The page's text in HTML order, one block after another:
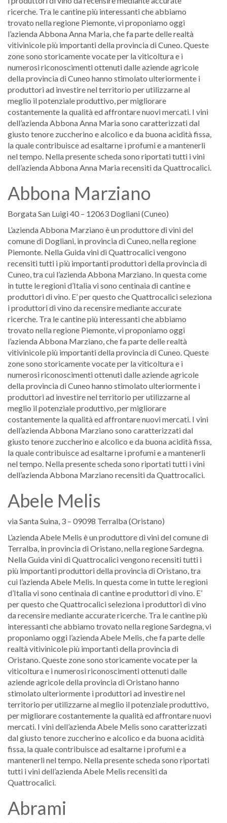
ricerche. Tra le cantine più interessanti che abbiamo
trovato nella regione Piemonte, vi proponiamo oggi
l’azienda Abbona Anna Maria, che fa parte delle realtà
vitivinicole più importanti della provincia di Cuneo. Queste
zone sono storicamente vocate per la viticoltura e i
numerosi riconoscimenti ottenuti dalle aziende agricole
della provincia di Cuneo hanno stimolato ulteriormente i
produttori ad investire nel territorio per utilizzarne al
meglio il potenziale produttivo, per migliorare
costantemente la qualità ed affrontare nuovi mercati. I vini
dell’azienda Abbona Anna Maria sono caratterizzati dal
giusto tenore zuccherino e alcolico e da buona acidità fissa,
la quale contribuisce ad esaltarne i profumi e a mantenerli
nel tempo. Nella presente scheda sono riportati tutti i vini
dell’azienda Abbona Anna Maria recensiti da Quattrocalici.
Abbona Marziano
Borgata San Luigi 40 – 12063 Dogliani (Cuneo)
L’azienda Abbona Marziano è un produttore di vini del
comune di Dogliani, in provincia di Cuneo, nella regione
Piemonte. Nella Guida vini di Quattrocalici vengono
recensiti tutti i più importanti produttori della provincia di
Cuneo, tra cui l’azienda Abbona Marziano. In questa come
in tutte le regioni d’Italia vi sono centinaia di cantine e
produttori di vino. E’ per questo che Quattrocalici seleziona
i produttori di vino da recensire mediante accurate
ricerche. Tra le cantine più interessanti che abbiamo
trovato nella regione Piemonte, vi proponiamo oggi
l’azienda Abbona Marziano, che fa parte delle realtà
vitivinicole più importanti della provincia di Cuneo. Queste
zone sono storicamente vocate per la viticoltura e i
numerosi riconoscimenti ottenuti dalle aziende agricole
della provincia di Cuneo hanno stimolato ulteriormente i
produttori ad investire nel territorio per utilizzarne al
meglio il potenziale produttivo, per migliorare
costantemente la qualità ed affrontare nuovi mercati. I vini
dell’azienda Abbona Marziano sono caratterizzati dal
giusto tenore zuccherino e alcolico e da buona acidità fissa,
la quale contribuisce ad esaltarne i profumi e a mantenerli
nel tempo. Nella presente scheda sono riportati tutti i vini
dell’azienda Abbona Marziano recensiti da Quattrocalici.
Abele Melis
via Santa Suina, 3 – 09098 Terralba (Oristano)
L’azienda Abele Melis è un produttore di vini del comune di
Terralba, in provincia di Oristano, nella regione Sardegna.
Nella Guida vini di Quattrocalici vengono recensiti tutti i
più importanti produttori della provincia di Oristano, tra
cui l’azienda Abele Melis. In questa come in tutte le regioni
d’Italia vi sono centinaia di cantine e produttori di vino. E’
per questo che Quattrocalici seleziona i produttori di vino
da recensire mediante accurate ricerche. Tra le cantine più
interessanti che abbiamo trovato nella regione Sardegna, vi
proponiamo oggi l’azienda Abele Melis, che fa parte delle
realtà vitivinicole più importanti della provincia di
Oristano. Queste zone sono storicamente vocate per la
viticoltura e i numerosi riconoscimenti ottenuti dalle
aziende agricole della provincia di Oristano hanno
stimolato ulteriormente i produttori ad investire nel
territorio per utilizzarne al meglio il potenziale produttivo,
per migliorare costantemente la qualità ed affrontare nuovi
mercati. I vini dell’azienda Abele Melis sono caratterizzati
dal giusto tenore zuccherino e alcolico e da buona acidità
fissa, la quale contribuisce ad esaltarne i profumi e a
mantenerli nel tempo. Nella presente scheda sono riportati
tutti i vini dell’azienda Abele Melis recensiti da
Quattrocalici.
Abrami